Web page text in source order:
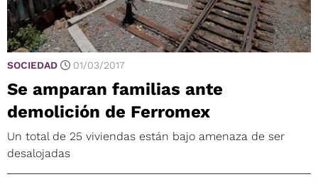
SOCIEDAD 01/03/2017
Se amparan familias ante
demolición de Ferromex
Un total de 25 viviendas están bajo amenaza de ser
desalojadas